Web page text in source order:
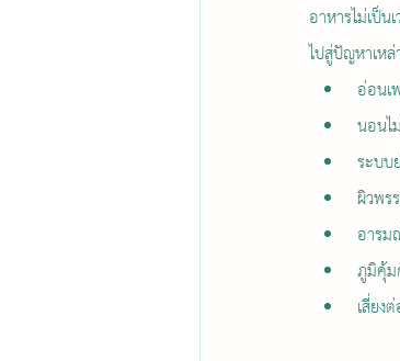
อาหารไม่เป็
ไปสู่ปัญหาเห
อ่อนเ
นอนไ
ระบ
ผิวพร
อารม
ภูมิคุ้
เสี่ยง